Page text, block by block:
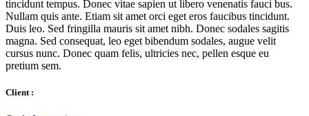
tincidunt tempus. Donec vitae sapien ut libero venenatis fauci bus.
Nullam quis ante. Etiam sit amet orci eget eros faucibus tincidunt.
Duis leo. Sed fringilla mauris sit amet nibh. Donec sodales sagitis
magna. Sed consequat, leo eget bibendum sodales, augue velit
cursus nunc. Donec quam felis, ultricies nec, pellen esque eu
pretium sem.
Client :